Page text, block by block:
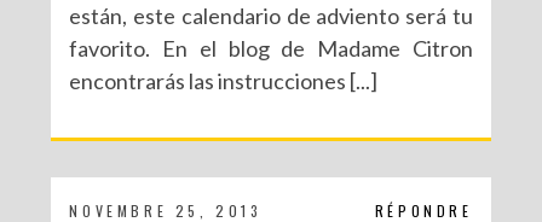
están, este calendario de adviento será tu
favorito. En el blog de Madame Citron
encontrarás las instrucciones [...]
RÉPONDRE
NOVEMBRE 25, 2013